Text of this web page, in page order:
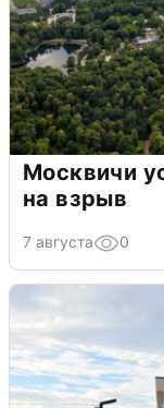
Москвичи
на взрыв
7 августа 0